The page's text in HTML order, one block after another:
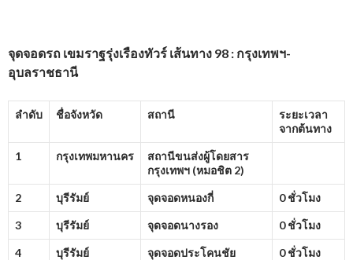
จุดจอดรถ เขมราฐรุ่งเรืองทัวร์ เส้นทาง 98 : กรุงเทพฯ-
อุบลราชธานี
ลำดับ ชื่อจังหวัด สถานี
ระยะเวลา
จากต้นทาง
1 กรุงเทพมหานคร
สถานีขนส่งผู้โดยสาร
กรุงเทพฯ (หมอชิต 2)
2 บุรีรัมย์ จุดจอดหนองกี่ 0 ชั่วโมง
3 บุรีรัมย์ จุดจอดนางรอง 0 ชั่วโมง
4 บุรีรัมย์ จุดจอดประโคนชัย 0 ชั่วโมง